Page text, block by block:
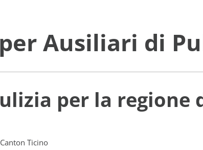
Ausiliari di
per la regione
Ticino